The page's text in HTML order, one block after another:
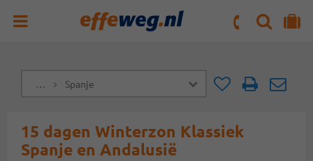
ZOEKENNAAR 'MIJN REIS' OMGEVING
… Spanje Doorsturen
15 dagen Winterzon Klassiek
Spanje en Andalusië